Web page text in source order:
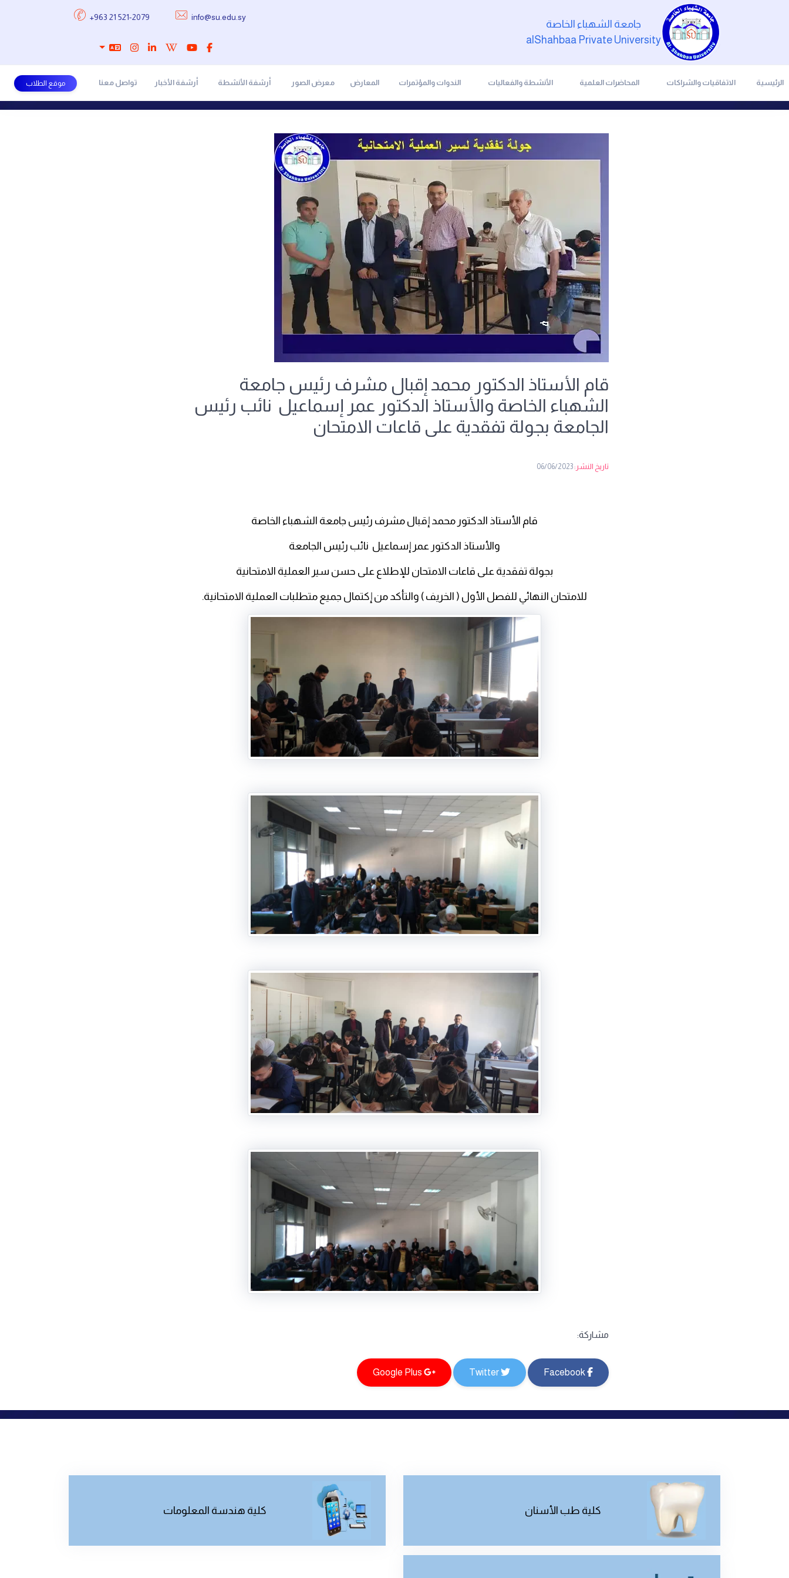
جامعة الشهباء الخاصة
alShahbaa Private University
info@su.edu.sy
+963 21 521-2079
الرئيسية الاتفاقيات والشراكات المحاضرات العلمية الأنشطة والفعاليات الندوات والمؤتمرات المعارض معرض الصور أرشفة الأنشطة أرشفة الأخبار تواصل معنا موقع الطلاب
قام الأستاذ الدكتور محمد إقبال مشرف رئيس جامعة
الشهباء الخاصة والأستاذ الدكتور عمر إسماعيل نائب رئيس
الجامعة بجولة تفقدية على قاعات الامتحان
تاريخ النشر:06/06/2023
قام الأستاذ الدكتور محمد إقبال مشرف رئيس جامعة الشهباء الخاصة
والأستاذ الدكتور عمر إسماعيل نائب رئيس الجامعة
بجولة تفقدية على قاعات الامتحان للإطلاع على حسن سير العملية الامتحانية
للامتحان النهائي للفصل الأول ( الخريف ) والتأكد من إكتمال جميع متطلبات العملية الامتحانية.
مشاركة:
كلية طب الأسنان كلية هندسة المعلومات